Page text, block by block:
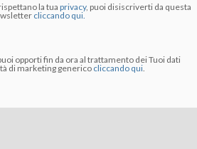
la tua privacy, puoi disiscriverti da questa
cliccando qui.
opporti fin da ora al trattamento dei Tuoi dati
di marketing generico cliccando qui.